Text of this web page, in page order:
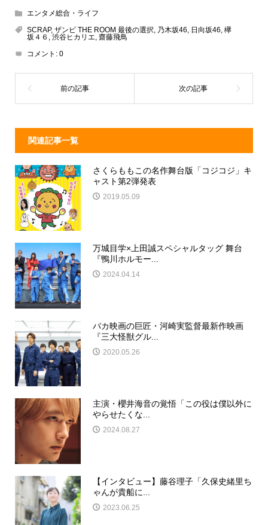
e
a
d
s
e
n
e
o
k
エンタメ総合・ライフ
SCRAP, ザンビ THE ROOM 最後の選択, 乃木坂46, 日向坂46, 欅
坂４６ , 渋谷ヒカリエ, 齋藤飛鳥
コメント: 0
関連記事一覧
さくらももこの名作舞台版「コジコジ」キ
ャスト第2弾発表
2019.05.09
万城目学×上田誠スペシャルタッグ 舞台
『鴨川ホルモー...
2024.04.14
バカ映画の巨匠・河崎実監督最新作映画
『三大怪獣グル...
2020.05.26
主演・櫻井海音の覚悟「この役は僕以外に
やらせたくな...
2024.08.27
【インタビュー】藤谷理子「久保史緒里ち
ゃんが貴船に...
2023.06.25